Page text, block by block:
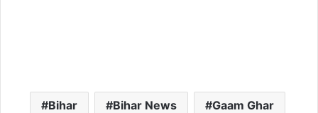
Bihar Bihar News Gaam Ghar